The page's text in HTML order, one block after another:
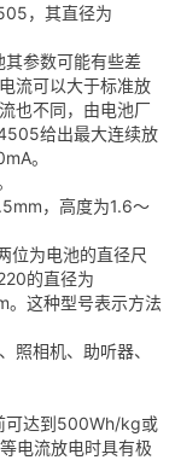
，其直径为
参数可能有些差
流可以大于标准放
也不同，由电池厂
给出最大连续放
。
，高度为1.6～
位为电池的直径尺
的直径为
。这种型号表示方法
照相机、助听器、
达到500Wh/kg或
电流放电时具有极